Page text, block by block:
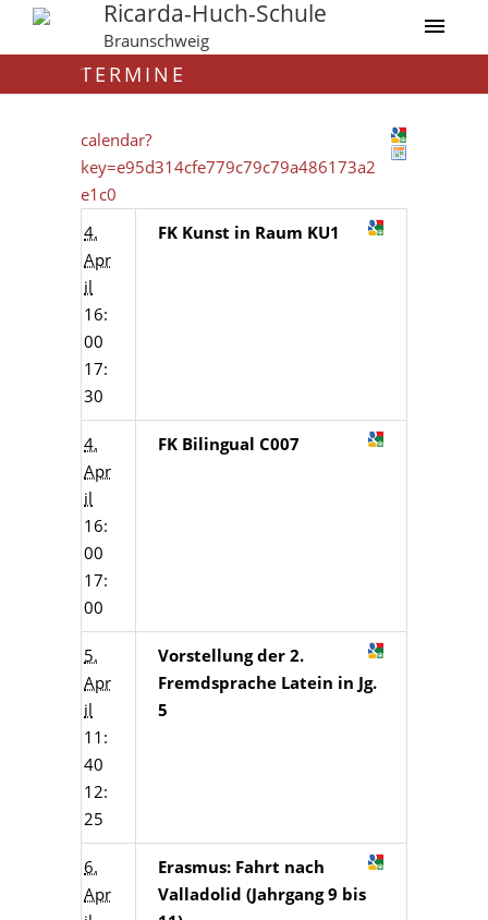
Ricarda-Huch-Schule
Braunschweig
TERMINE
calendar?
key=e95d314cfe779c79c79a486173a2
e1c0
4.
Apr
il
16:
00
17:
30
FK Kunst in Raum KU1
4.
Apr
il
16:
00
17:
00
FK Bilingual C007
5.
Apr
il
11:
40
12:
25
Vorstellung der 2.
Fremdsprache Latein in Jg.
5
6.
Apr
Erasmus: Fahrt nach
Valladolid (Jahrgang 9 bis